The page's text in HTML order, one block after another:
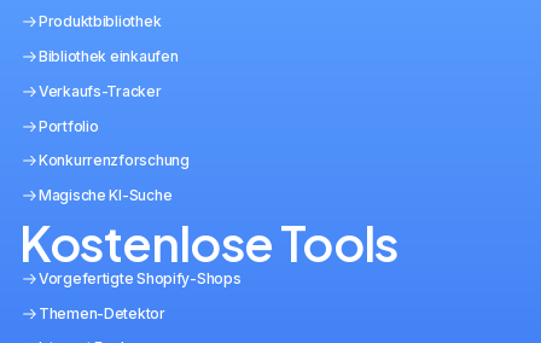
Produktbibliothek
Bibliothek einkaufen
Verkaufs-Tracker
Portfolio
Konkurrenzforschung
Magische KI-Suche
Kostenlose Tools
Vorgefertigte Shopify-Shops
Themen-Detektor